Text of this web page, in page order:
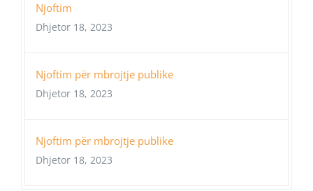
Njoftim
Dhjetor 18, 2023
Njoftim për mbrojtje publike
Dhjetor 18, 2023
Njoftim për mbrojtje publike
Dhjetor 18, 2023